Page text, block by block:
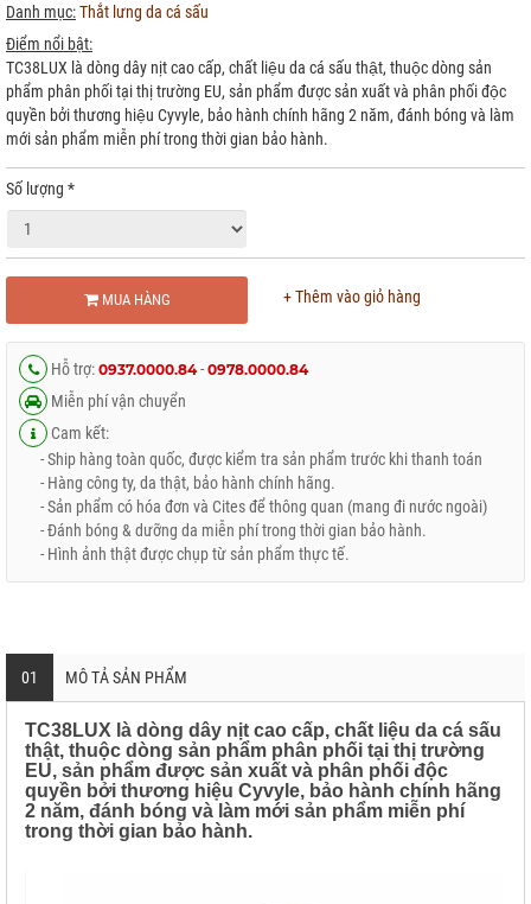
Danh mục:Thắt lưng da cá sấu
Điểm nổi bật:
TC38LUX là dòng dây nịt cao cấp, chất liệu da cá sấu thật, thuộc dòng sản
phẩm phân phối tại thị trường EU, sản phẩm được sản xuất và phân phối độc
quyền bởi thương hiệu Cyvyle, bảo hành chính hãng 2 năm, đánh bóng và làm
mới sản phẩm miễn phí trong thời gian bảo hành.
Số lượng *
MUA HÀNG + Thêm vào giỏ hàng
Hỗ trợ: 0937.0000.84- 0978.0000.84
Miễn phí vận chuyển
Cam kết:
- Ship hàng toàn quốc, được kiểm tra sản phẩm trước khi thanh toán
- Hàng công ty, da thật, bảo hành chính hãng.
- Sản phẩm có hóa đơn và Cites để thông quan (mang đi nước ngoài)
- Đánh bóng & dưỡng da miễn phí trong thời gian bảo hành.
- Hình ảnh thật được chụp từ sản phẩm thực tế.
01 MÔ TẢ SẢN PHẨM
TC38LUX là dòng dây nịt cao cấp, chất liệu da cá sấu
thật, thuộc dòng sản phẩm phân phối tại thị trường
EU, sản phẩm được sản xuất và phân phối độc
quyền bởi thương hiệu Cyvyle, bảo hành chính hãng
2 năm, đánh bóng và làm mới sản phẩm miễn phí
trong thời gian bảo hành.